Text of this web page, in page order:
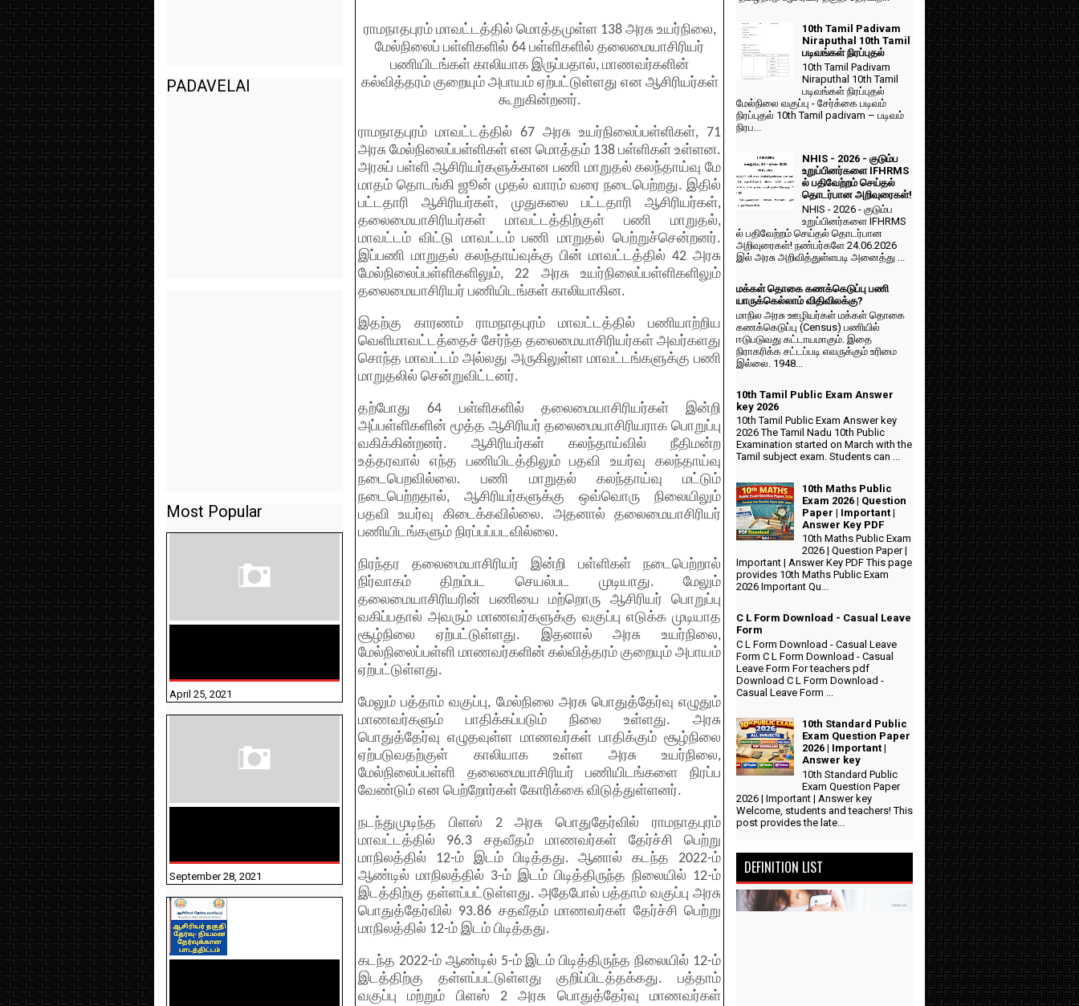
ராமநாதபுரம் மாவட்டத்தில் மொத்தமுள்ள 138 அரசு உயர்நிலை,
மேல்நிலைப் பள்ளிகளில் 64 பள்ளிகளில் தலைமையாசிரியர்
பணியிடங்கள் காலியாக இருப்பதால், மாணவர்களின்
கல்வித்தரம் குறையும் அபாயம் ஏற்பட்டுள்ளது என ஆசிரியர்கள்
கூறுகின்றனர்.
ராமநாதபுரம் மாவட்டத்தில் 67 அரசு உயர்நிலைப்பள்ளிகள், 71
அரசு மேல்நிலைப்பள்ளிகள் என மொத்தம் 138 பள்ளிகள் உள்ளன.
அரசுப் பள்ளி ஆசிரியர்களுக்கான பணி மாறுதல் கலந்தாய்வு மே
மாதம் தொடங்கி ஜூன் முதல் வாரம் வரை நடைபெற்றது. இதில்
பட்டதாரி ஆசிரியர்கள், முதுகலை பட்டதாரி ஆசிரியர்கள்,
தலைமையாசிரியர்கள் மாவட்டத்திற்குள் பணி மாறுதல்,
மாவட்டம் விட்டு மாவட்டம் பணி மாறுதல் பெற்றுச்சென்றனர்.
இப்பணி மாறுதல் கலந்தாய்வுக்கு பின் மாவட்டத்தில் 42 அரசு
மேல்நிலைப்பள்ளிகளிலும், 22 அரசு உயர்நிலைப்பள்ளிகளிலும்
தலைமையாசிரியர் பணியிடங்கள் காலியாகின.
இதற்கு காரணம் ராமநாதபுரம் மாவட்டத்தில் பணியாற்றிய
வெளிமாவட்டத்தைச் சேர்ந்த தலைமையாசிரியர்கள் அவர்களது
சொந்த மாவட்டம் அல்லது அருகிலுள்ள மாவட்டங்களுக்கு பணி
மாறுதலில் சென்றுவிட்டனர்.
தற்போது 64 பள்ளிகளில் தலைமையாசிரியர்கள் இன்றி
அப்பள்ளிகளின் மூத்த ஆசிரியர் தலைமையாசிரியராக பொறுப்பு
வகிக்கின்றனர். ஆசிரியர்கள் கலந்தாய்வில் நீதிமன்ற
உத்தரவால் எந்த பணியிடத்திலும் பதவி உயர்வு கலந்தாய்வு
நடைபெறவில்லை. பணி மாறுதல் கலந்தாய்வு மட்டும்
நடைபெற்றதால், ஆசிரியர்களுக்கு ஒவ்வொரு நிலையிலும்
பதவி உயர்வு கிடைக்கவில்லை. அதனால் தலைமையாசிரியர்
பணியிடங்களும் நிரப்பப்படவில்லை.
நிரந்தர தலைமையாசிரியர் இன்றி பள்ளிகள் நடைபெற்றால்
நிர்வாகம் திறம்பட செயல்பட முடியாது. மேலும்
தலைமையாசிரியரின் பணியை மற்றொரு ஆசிரியர் பொறுப்பு
வகிப்பதால் அவரும் மாணவர்களுக்கு வகுப்பு எடுக்க முடியாத
சூழ்நிலை ஏற்பட்டுள்ளது. இதனால் அரசு உயர்நிலை,
மேல்நிலைப்பள்ளி மாணவர்களின் கல்வித்தரம் குறையும் அபாயம்
ஏற்பட்டுள்ளது.
மேலும் பத்தாம் வகுப்பு, மேல்நிலை அரசு பொதுத்தேர்வு எழுதும்
மாணவர்களும் பாதிக்கப்படும் நிலை உள்ளது. அரசு
பொதுத்தேர்வு எழுதவுள்ள மாணவர்கள் பாதிக்கும் சூழ்நிலை
ஏற்படுவதற்குள் காலியாக உள்ள அரசு உயர்நிலை,
மேல்நிலைப்பள்ளி தலைமையாசிரியர் பணியிடங்களை நிரப்ப
வேண்டும் என பெற்றோர்கள் கோரிக்கை விடுத்துள்ளனர்.
நடந்துமுடிந்த பிளஸ் 2 அரசு பொதுதேர்வில் ராமநாதபுரம்
மாவட்டத்தில் 96.3 சதவீதம் மாணவர்கள் தேர்ச்சி பெற்று
மாநிலத்தில் 12-ம் இடம் பிடித்தது. ஆனால் கடந்த 2022-ம்
ஆண்டில் மாநிலத்தில் 3-ம் இடம் பிடித்திருந்த நிலையில் 12-ம்
இடத்திற்கு தள்ளப்பட்டுள்ளது. அதேபோல் பத்தாம் வகுப்பு அரசு
பொதுத்தேர்வில் 93.86 சதவீதம் மாணவர்கள் தேர்ச்சி பெற்று
மாநிலத்தில் 12-ம் இடம் பிடித்தது.
கடந்த 2022-ம் ஆண்டில் 5-ம் இடம் பிடித்திருந்த நிலையில் 12-ம்
இடத்திற்கு தள்ளப்பட்டுள்ளது குறிப்பிடத்தக்கது. பத்தாம்
வகுப்பு மற்றும் பிளஸ் 2 அரசு பொதுத்தேர்வு மாணவர்கள்
PADAVELAI
Most Popular
April 25, 2021
September 28, 2021
10th Tamil Padivam
Niraputhal 10th Tamil
படிவங்கள் நிரப்புதல்
10th Tamil Padivam
Niraputhal 10th Tamil
படிவங்கள் நிரப்புதல்
மேல்நிலை வகுப்பு - சேர்க்கை படிவம்
நிரப்புதல் 10th Tamil padivam – படிவம்
நிரப...
NHIS - 2026 - குடும்ப
உறுப்பினர்களை IFHRMS
ல் பதிவேற்றம் செய்தல்
தொடர்பான அறிவுரைகள்!
NHIS - 2026 - குடும்ப
உறுப்பினர்களை IFHRMS
ல் பதிவேற்றம் செய்தல் தொடர்பான
அறிவுரைகள்! நண்பர்களே 24.06.2026
இல் அரசு அறிவித்துள்ளபடி அனைத்து ...
மக்கள் தொகை கணக்கெடுப்பு பணி
யாருக்கெல்லாம் விதிவிலக்கு?
மாநில அரசு ஊழியர்கள் மக்கள் தொகை
கணக்கெடுப்பு (Census) பணியில்
ஈடுபடுவது கட்டாயமாகும். இதை
நிராகரிக்க சட்டப்படி எவருக்கும் உரிமை
இல்லை. 1948...
10th Tamil Public Exam Answer
key 2026
10th Tamil Public Exam Answer key
2026 The Tamil Nadu 10th Public
Examination started on March with the
Tamil subject exam. Students can ...
10th Maths Public
Exam 2026 | Question
Paper | Important |
Answer Key PDF
10th Maths Public Exam
2026 | Question Paper |
Important | Answer Key PDF This page
provides 10th Maths Public Exam
2026 Important Qu...
C L Form Download - Casual Leave
Form
C L Form Download - Casual Leave
Form C L Form Download - Casual
Leave Form For teachers pdf
Download C L Form Download -
Casual Leave Form ...
10th Standard Public
Exam Question Paper
2026 | Important |
Answer key
10th Standard Public
Exam Question Paper
2026 | Important | Answer key
Welcome, students and teachers! This
post provides the late...
DEFINITION LIST